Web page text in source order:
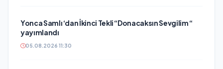
Yonca Samlı ‘dan İkinci Tekli “Donacaksın Sevgilim “
yayımlandı
05.08.2026 11:30